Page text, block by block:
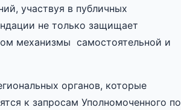
участвуя в публичных
не только защищает
механизмы самостоятельной и
органов, которые
к запросам Уполномоченного по